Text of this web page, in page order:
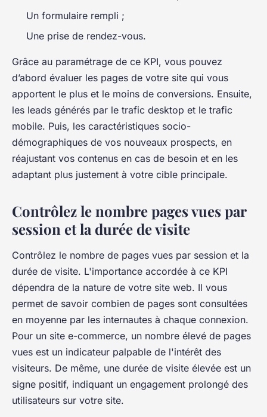
Un formulaire rempli ;
Une prise de rendez-vous.
Grâce au paramétrage de ce KPI, vous pouvez
d’abord évaluer les pages de votre site qui vous
apportent le plus et le moins de conversions. Ensuite,
les leads générés par le trafic desktop et le trafic
mobile. Puis, les caractéristiques socio-
démographiques de vos nouveaux prospects, en
réajustant vos contenus en cas de besoin et en les
adaptant plus justement à votre cible principale.
Contrôlez le nombre pages vues par
session et la durée de visite
Contrôlez le nombre de pages vues par session et la
durée de visite. L'importance accordée à ce KPI
dépendra de la nature de votre site web. Il vous
permet de savoir combien de pages sont consultées
en moyenne par les internautes à chaque connexion.
Pour un site e-commerce, un nombre élevé de pages
vues est un indicateur palpable de l'intérêt des
visiteurs. De même, une durée de visite élevée est un
signe positif, indiquant un engagement prolongé des
utilisateurs sur votre site.